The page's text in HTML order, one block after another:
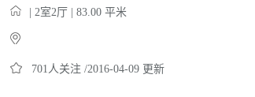
| 2室2厅 | 83.00 平米
701人关注 /2016-04-09 更新